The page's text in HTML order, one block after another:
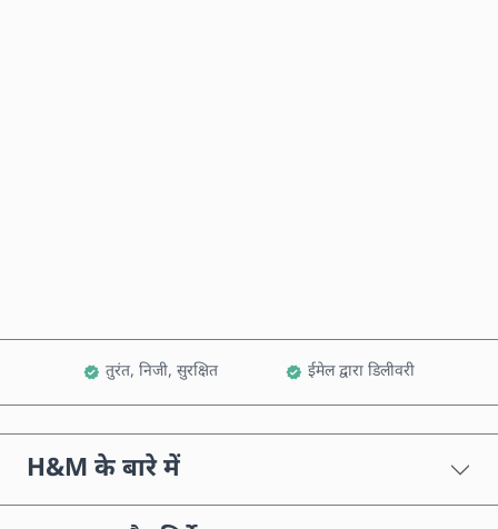
तुरंत, निजी, सुरक्षित ईमेल द्वारा डिलीवरी
H&M के बारे में